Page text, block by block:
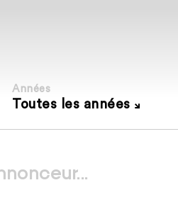
Années
Toutes les années